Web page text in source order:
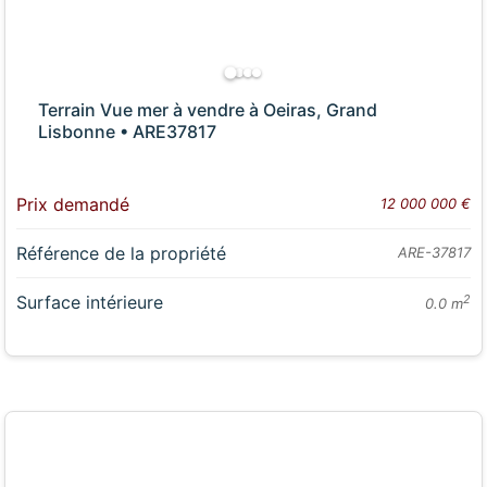
Terrain Vue mer à vendre à Oeiras, Grand
Lisbonne • ARE37817
Prix demandé 12 000 000 €
Référence de la propriété ARE-37817
Surface intérieure 0.0 m2